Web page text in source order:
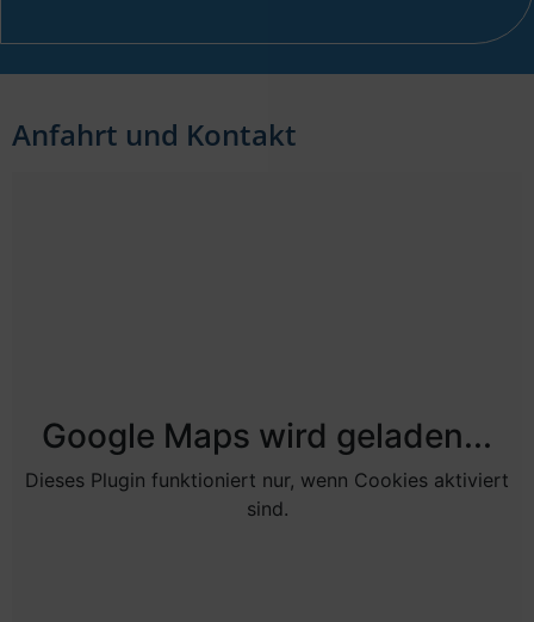
Anfahrt und Kontakt
Google Maps wird geladen...
Dieses Plugin funktioniert nur, wenn Cookies aktiviert
sind.